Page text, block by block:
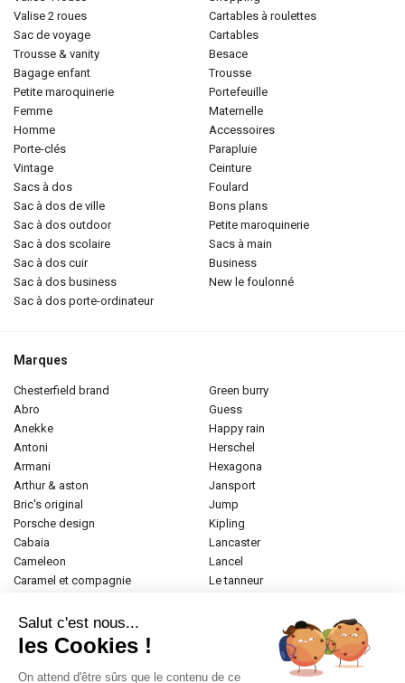
valise 2 roues
sac de voyage
trousse & vanity
bagage enfant
petite maroquinerie
femme
homme
porte-clés
vintage
sacs à dos
sac à dos de ville
sac à dos outdoor
sac à dos scolaire
sac à dos cuir
sac à dos business
sac à dos porte-ordinateur
cartables à roulettes
cartables
besace
trousse
portefeuille
maternelle
accessoires
parapluie
ceinture
foulard
bons plans
petite maroquinerie
sacs à main
business
new le foulonné
Marques
chesterfield brand
abro
anekke
antoni
armani
arthur & aston
bric's original
porsche design
cabaia
cameleon
caramel et compagnie
donna celi
eastpak
elite
emily & noah
green burry
guess
happy rain
herschel
hexagona
jansport
jump
kipling
lancaster
lancel
le tanneur
paul marius
Salut c'est nous...
les Cookies !
On attend d'être sûrs que le contenu de ce